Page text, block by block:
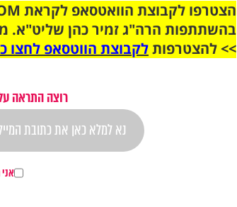
בהשתתפות הרה"ג זמיר כהן שליט"א.
>> להצטרפותלקבוצת הווטסאפ לחצו
רוצה התראה